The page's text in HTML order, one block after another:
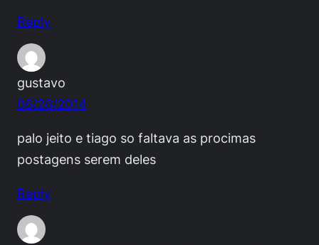
Reply
gustavo
06/26/2014
palo jeito e tiago so faltava as procimas
postagens serem deles
Reply